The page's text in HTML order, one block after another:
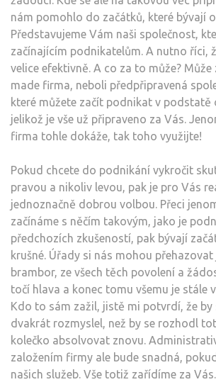
nám pomohlo do začátků, které bývají
Představujeme Vám naši společnost,
začínajícím podnikatelům. A nutno říci,
velice efektivně. A co za to může?
made firma, neboli předpřipravená
které můžete začít podnikat v podstatě
jelikož je vše už připraveno za Vás.
firma tohle dokáže, tak toho využijte!
Pokud chcete do podnikání vykročit
pravou a nikoliv levou, pak je pro Vás
jednoznačně dobrou volbou. Přeci
začínáme s něčím takovým, jako je
předchozích zkušeností, pak bývají
krušné. Úřady si nás mohou
brambor, ze všech těch povolení a
točí hlava a konec tomu všemu je stále
Kdo to sám zažil, jistě mi potvrdí, že by
dvakrát rozmyslel, než by se rozhodl
kolečko absolvovat znovu.
založením firmy ale bude snadná,
našich služeb. Vše totiž zařídíme za